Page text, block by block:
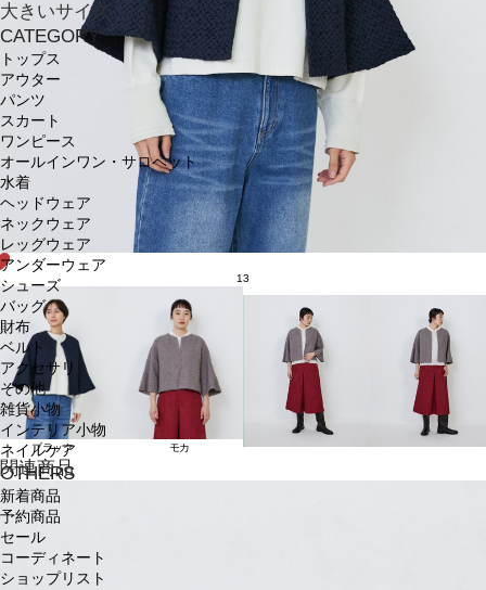
大きいサイズ
CATEGORY
トップス
アウター
パンツ
スカート
ワンピース
オールインワン・サロペット
水着
ヘッドウェア
ネックウェア
レッグウェア
アンダーウェア
シューズ
バッグ
財布
ベルト
アクセサリ
その他
雑貨小物
インテリア小物
ネイルケア
OTHERS
新着商品
予約商品
セール
コーディネート
ショップリスト
13
ブラック モカ
関連商品